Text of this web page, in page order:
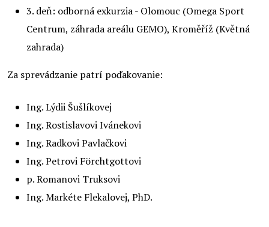
3. deň: odborná exkurzia - Olomouc (Omega Sport
Centrum, záhrada areálu GEMO), Kroměříž (Květná
zahrada)
Za sprevádzanie patrí poďakovanie:
Ing. Lýdii Šušlíkovej
Ing. Rostislavovi Ivánekovi
Ing. Radkovi Pavlačkovi
Ing. Petrovi Förchtgottovi
p. Romanovi Truksovi
Ing. Markéte Flekalovej, PhD.